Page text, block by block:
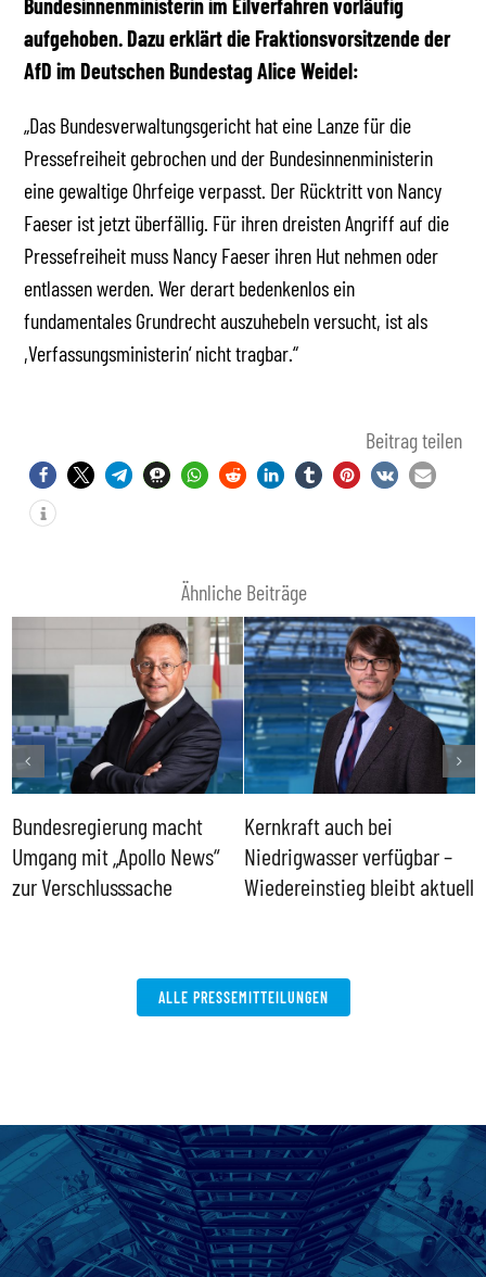
Bundesinnenministerin im Eilverfahren vorläufig
aufgehoben. Dazu erklärt die Fraktionsvorsitzende der
AfD im Deutschen Bundestag Alice Weidel:
„Das Bundesverwaltungsgericht hat eine Lanze für die
Pressefreiheit gebrochen und der Bundesinnenministerin
eine gewaltige Ohrfeige verpasst. Der Rücktritt von Nancy
Faeser ist jetzt überfällig. Für ihren dreisten Angriff auf die
Pressefreiheit muss Nancy Faeser ihren Hut nehmen oder
entlassen werden. Wer derart bedenkenlos ein
fundamentales Grundrecht auszuhebeln versucht, ist als
,Verfassungsministerin‘ nicht tragbar.“
Beitrag teilen
Ähnliche Beiträge
Bundesregierung macht
Umgang mit „Apollo News“
zur Verschlusssache
Kernkraft auch bei
Niedrigwasser verfügbar –
Wiedereinstieg bleibt aktuell
ALLE PRESSEMITTEILUNGEN